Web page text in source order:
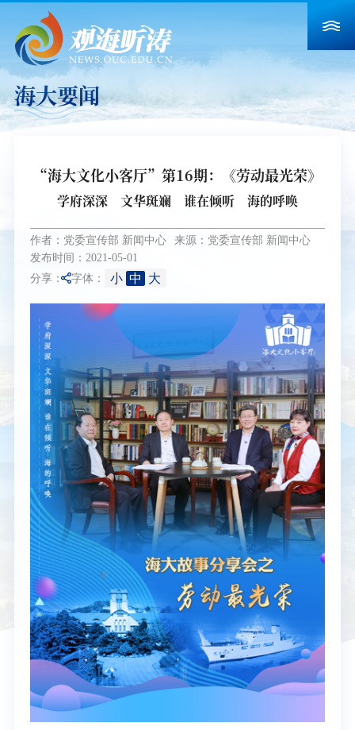
海大要闻
“海大文化小客厅”第16期：《劳动最光荣》
学府深深 文华斑斓 谁在倾听 海的呼唤
作者：党委宣传部 新闻中心
来源：党委宣传部 新闻中心
发布时间：2021-05-01
分享： 字体： 小 中 大